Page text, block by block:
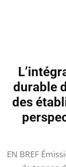
durable
des
EN BREF